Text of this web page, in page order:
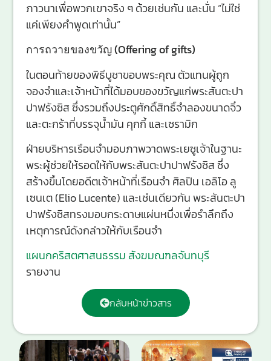
ภาวนาเพื่อพวกเขาจริง ๆ ด้วยเช่นกัน และนั่น “ไม่ใช่
แค่เพียงคำพูดเท่านั้น”
การถวายของขวัญ (Offering of gifts)
ในตอนท้ายของพิธีบูชาขอบพระคุณ ตัวแทนผู้ถูก
จองจำและเจ้าหน้าที่ได้มอบของขวัญแก่พระสันตะปา
ปาฟรังซิส ซึ่งรวมถึงประตูศักดิ์สิทธิ์จำลองขนาดจิ๋ว
และตะกร้าที่บรรจุน้ำมัน คุกกี้ และเซรามิก
ฝ่ายบริหารเรือนจำมอบภาพวาดพระเยซูเจ้าในฐานะ
พระผู้ช่วยให้รอดให้กับพระสันตะปาปาฟรังซิส ซึ่ง
สร้างขึ้นโดยอดีตเจ้าหน้าที่เรือนจำ ศิลปิน เอลิโอ ลู
เซนเต (Elio Lucente) และเช่นเดียวกัน พระสันตะปา
ปาฟรังซิสทรงมอบกระดาษแผ่นหนึ่งเพื่อรำลึกถึง
เหตุการณ์ดังกล่าวให้กับเรือนจำ
แผนกคริสตศาสนธรรม สังฆมณฑลจันทบุรี
รายงาน
กลับหน้าข่าวสาร